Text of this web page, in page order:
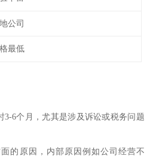
公司
最低
3-6个月，尤其是涉及诉讼或税务问题
的原因，内部原因例如公司经营不